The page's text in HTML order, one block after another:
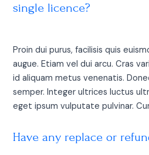
single licence?
Proin dui purus, facilisis quis
augue. Etiam vel dui arcu. Cras
id aliquam metus venenatis.
semper. Integer ultrices luctus
eget ipsum vulputate pulvinar.
Have any replace or